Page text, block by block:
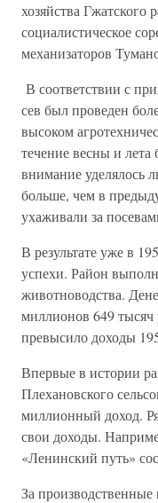
хозяйства Гжатского
социалистическое
механизаторов
В соответствии с
сев был проведен
высоком
течение весны и
внимание уделялось
больше, чем в
ухаживали за
В результате уже в
успехи. Район
животноводства.
миллионов 649 тысяч
превысило доходы
Впервые в истории
Плехановского
миллионный доход.
свои доходы.
«Ленинский путь»
За